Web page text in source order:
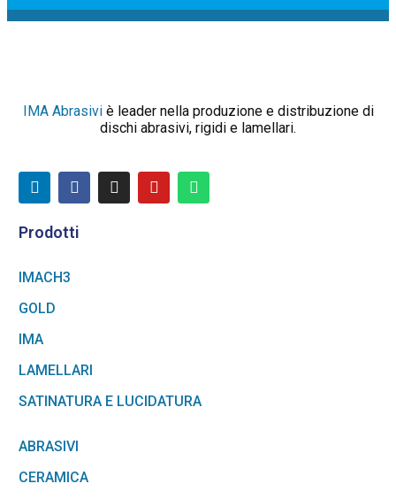
IMA Abrasiviè leader nella produzione e distribuzione di
dischi abrasivi, rigidi e lamellari.
Prodotti
IMACH3
GOLD
IMA
LAMELLARI
SATINATURA E LUCIDATURA
ABRASIVI
CERAMICA